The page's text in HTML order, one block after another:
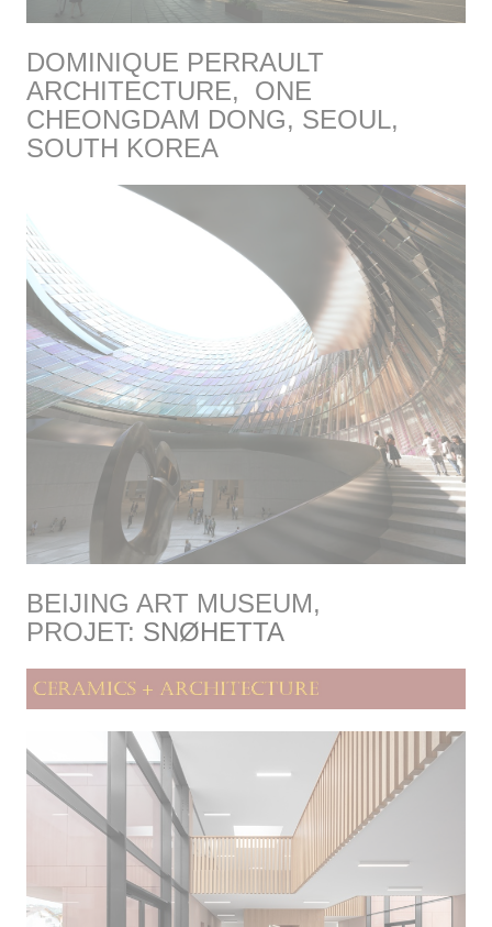
DOMINIQUE PERRAULT
ARCHITECTURE, ONE
CHEONGDAM DONG, SEOUL,
SOUTH KOREA
BEIJING ART MUSEUM,
PROJET: SNØHETTA